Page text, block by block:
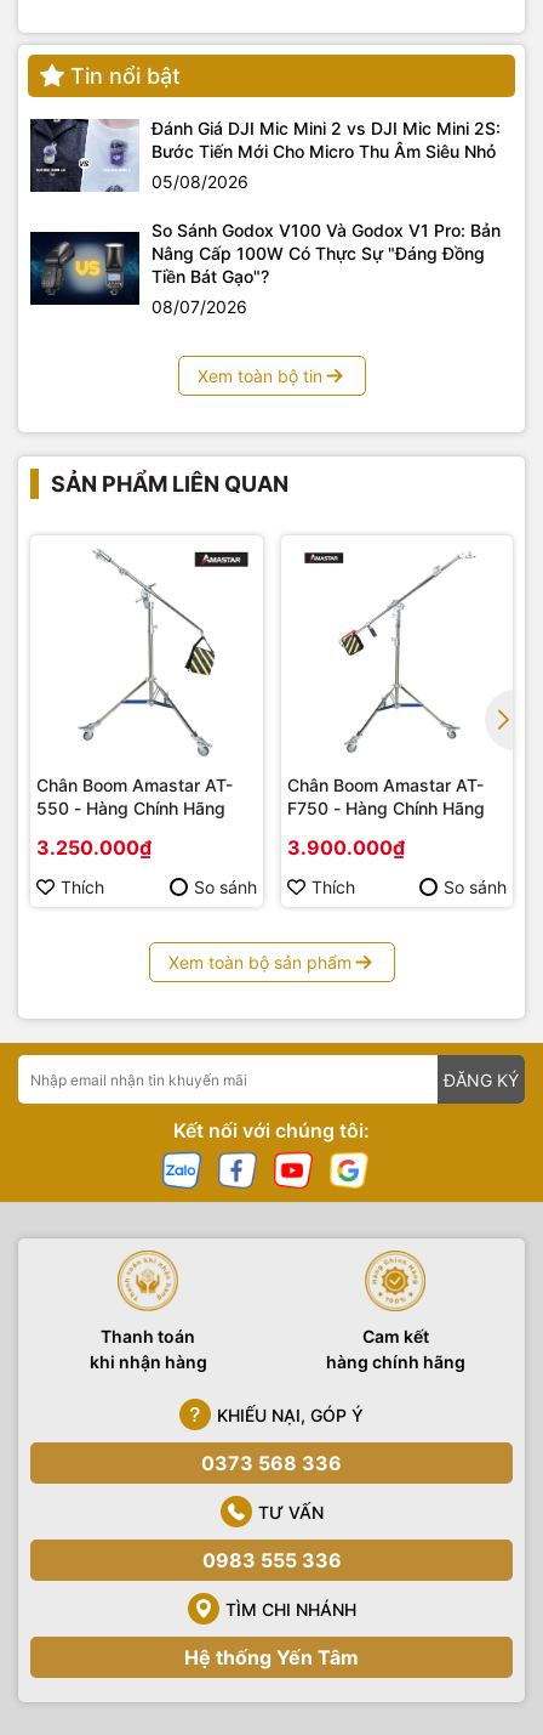
Tin nổi bật
Đánh Giá DJI Mic Mini 2 vs DJI Mic Mini 2S:
Bước Tiến Mới Cho Micro Thu Âm Siêu Nhỏ
05/08/2026
So Sánh Godox V100 Và Godox V1 Pro: Bản
Nâng Cấp 100W Có Thực Sự "Đáng Đồng
Tiền Bát Gạo"?
08/07/2026
Xem toàn bộ tin
SẢN PHẨM LIÊN QUAN
Chân Boom Amastar AT-
550 - Hàng Chính Hãng
3.250.000₫
Thích So sánh
Chân Boom Amastar AT-
F750 - Hàng Chính Hãng
3.900.000₫
Thích So sánh
Xem toàn bộ sản phẩm
ĐĂNG KÝ
Kết nối với chúng tôi:
Thanh toán
khi nhận hàng
Cam kết
hàng chính hãng
KHIẾU NẠI, GÓP Ý
0373 568 336
TƯ VẤN
0983 555 336
TÌM CHI NHÁNH
Hệ thống Yến Tâm